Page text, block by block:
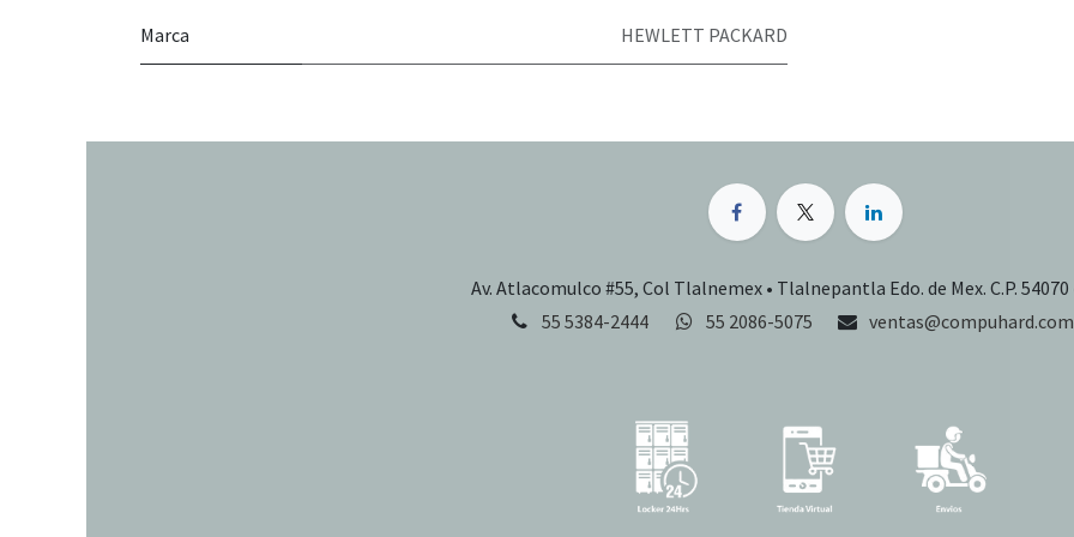
Marca HEWLETT PACKARD
Av. Atlacomulco #55, Col Tlalnemex • Tlalnepantla Edo. de Mex. C.P. 54070
55 5384-2444
55 2086-5075